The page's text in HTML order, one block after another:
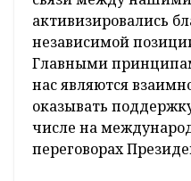
активизировались
независимой
Главными
нас являются
оказывать
числе на
переговорах